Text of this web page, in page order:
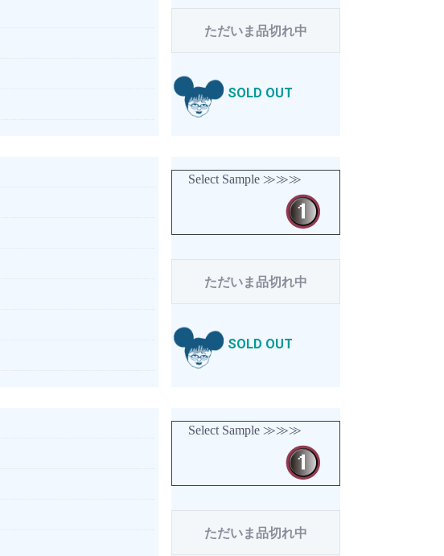
ただいま品切れ中
SOLD OUT
Select Sample ≫≫≫
ただいま品切れ中
SOLD OUT
Select Sample ≫≫≫
ただいま品切れ中